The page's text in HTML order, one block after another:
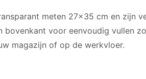
meten 27×35 cm en zijn
bovenkant voor eenvoudig vullen
magazijn of op de werkvloer.